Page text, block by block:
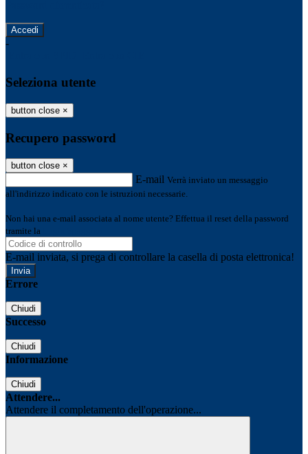
-
Seleziona utente
button close ×
Recupero password
button close ×
E-mail Verrà inviato un messaggio
all'indirizzo indicato con le istruzioni necessarie.
Non hai una e-mail associata al nome utente? Effettua il reset della password
tramite la
E-mail inviata, si prega di controllare la casella di posta elettronica!
Errore
Chiudi
Successo
Chiudi
Informazione
Chiudi
Attendere...
Attendere il completamento dell'operazione...